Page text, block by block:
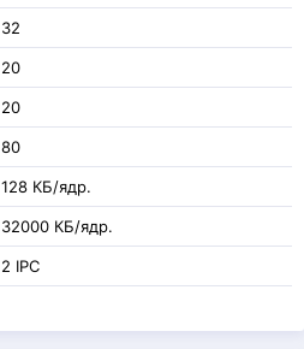
32
20
20
80
128 КБ/ядр.
32000 КБ/ядр.
2 IPC